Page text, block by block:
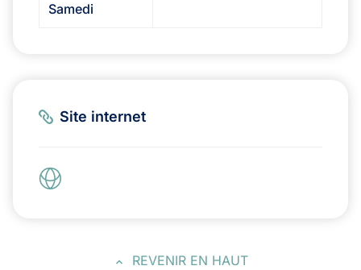
Samedi
Site internet
REVENIR EN HAUT